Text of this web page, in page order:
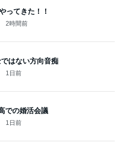
ってきた！！
2時間前
はない方向音痴
1日前
での婚活会議
1日前